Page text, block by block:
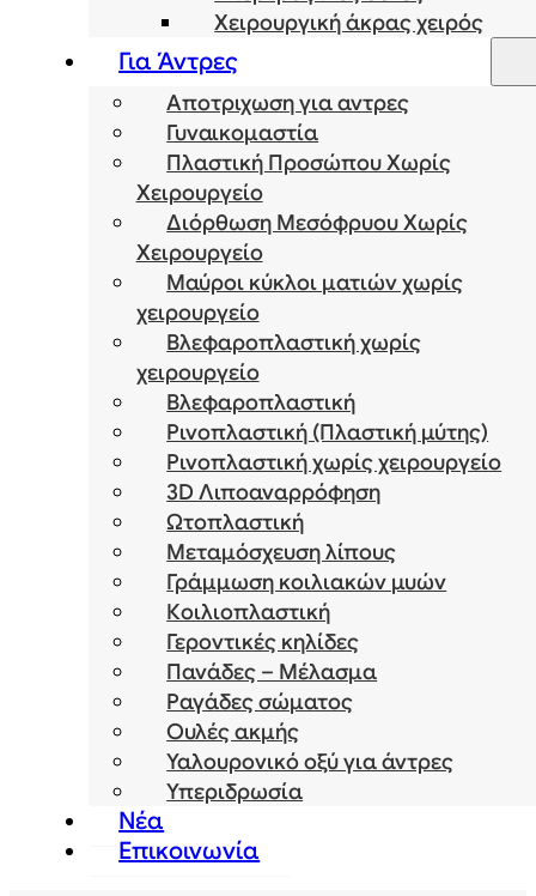
Χειρουργική άκρας χειρός
Για Άντρες
Αποτριχωση για αντρες
Γυναικομαστία
Πλαστική Προσώπου Χωρίς
Χειρουργείο
Διόρθωση Μεσόφρυου Χωρίς
Χειρουργείο
Μαύροι κύκλοι ματιών χωρίς
χειρουργείο
Βλεφαροπλαστική χωρίς
χειρουργείο
Βλεφαροπλαστική
Ρινοπλαστική (Πλαστική μύτης)
Ρινοπλαστική χωρίς χειρουργείο
3D Λιποαναρρόφηση
Ωτοπλαστική
Μεταμόσχευση λίπους
Γράμμωση κοιλιακών μυών
Κοιλιοπλαστική
Γεροντικές κηλίδες
Πανάδες – Μέλασμα
Ραγάδες σώματος
Ουλές ακμής
Υαλουρονικό οξύ για άντρες
Υπεριδρωσία
Νέα
Επικοινωνία